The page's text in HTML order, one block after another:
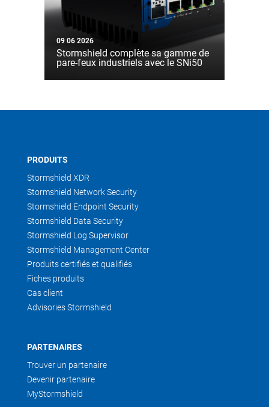
09 06 2026
Stormshield complète sa gamme de
pare-feux industriels avec le SNi50
PRODUITS
Stormshield XDR
Stormshield Network Security
Stormshield Endpoint Security
Stormshield Data Security
Stormshield Log Supervisor
Stormshield Management Center
Produits certifiés et qualifiés
Fiches produits
Cas client
Advisories Stormshield
PARTENAIRES
Trouver un partenaire
Devenir partenaire
MyStormshield